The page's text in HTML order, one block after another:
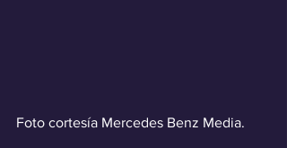
Foto cortesía Mercedes Benz Media.